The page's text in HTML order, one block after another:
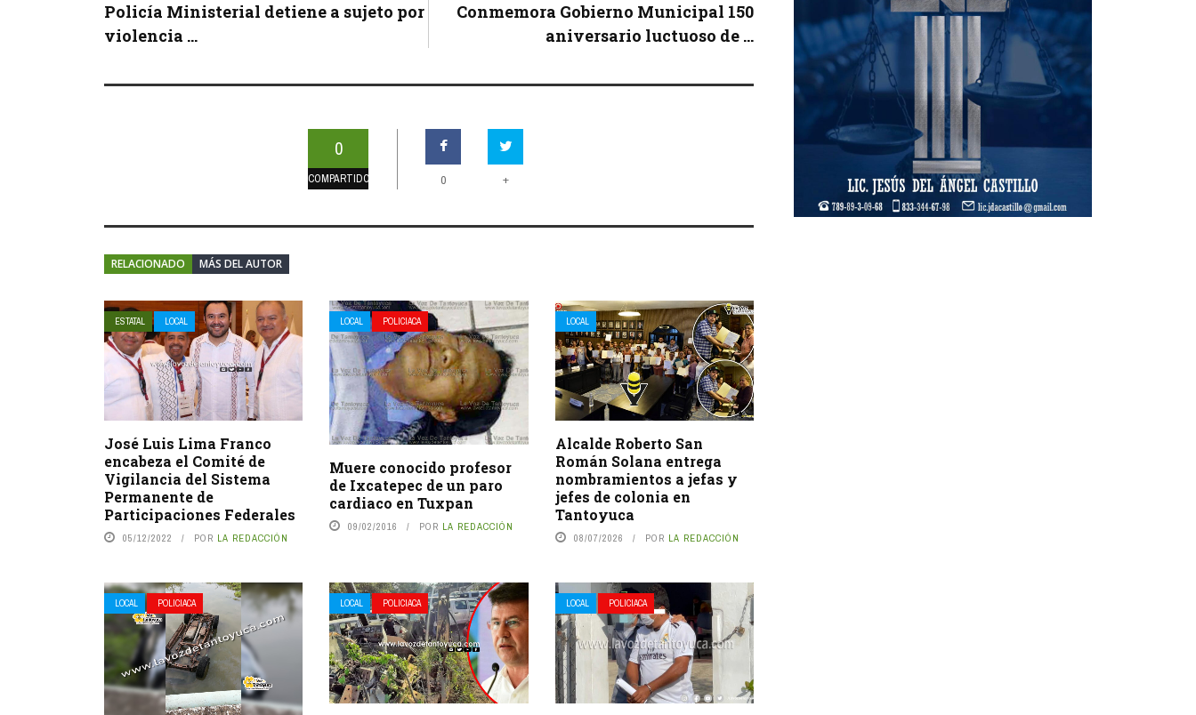
Policía Ministerial detiene a sujeto por
violencia ...
Conmemora Gobierno Municipal 150
aniversario luctuoso de ...
0
COMPARTIDOS 0 +
RELACIONADO MÁS DEL AUTOR
ESTATAL LOCAL
José Luis Lima Franco
encabeza el Comité de
Vigilancia del Sistema
Permanente de
Participaciones Federales
05/12/2022 POR LA REDACCIÓN
LOCAL POLICIACA
Muere conocido profesor
de Ixcatepec de un paro
cardiaco en Tuxpan
09/02/2016 POR LA REDACCIÓN
LOCAL
Alcalde Roberto San
Román Solana entrega
nombramientos a jefas y
jefes de colonia en
Tantoyuca
08/07/2026 POR LA REDACCIÓN
LOCAL POLICIACA LOCAL POLICIACA LOCAL POLICIACA